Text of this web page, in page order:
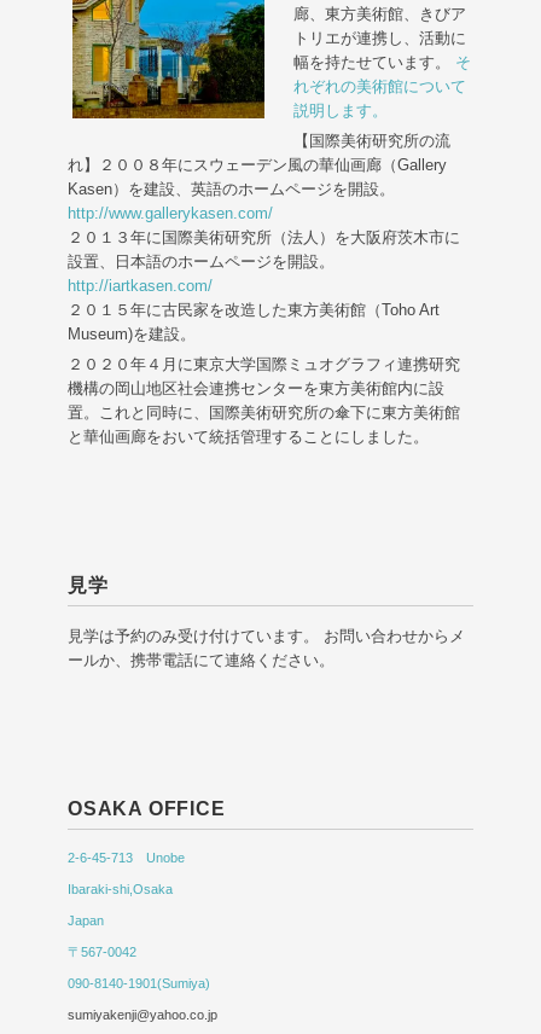
廊、東方美術館、きびア
トリエが連携し、活動に
幅を持たせています。 そ
れぞれの美術館について
説明します。
【国際美術研究所の流
れ】２００８年にスウェーデン風の華仙画廊（Gallery
Kasen）を建設、英語のホームページを開設。
http://www.gallerykasen.com/
２０１３年に国際美術研究所（法人）を大阪府茨木市に
設置、日本語のホームページを開設。
http://iartkasen.com/
２０１５年に古民家を改造した東方美術館（Toho Art
Museum)を建設。
２０２０年４月に東京大学国際ミュオグラフィ連携研究
機構の岡山地区社会連携センターを東方美術館内に設
置。これと同時に、国際美術研究所の傘下に東方美術館
と華仙画廊をおいて統括管理することにしました。
見学
見学は予約のみ受け付けています。 お問い合わせからメ
ールか、携帯電話にて連絡ください。
OSAKA OFFICE
2-6-45-713 Unobe
Ibaraki-shi,Osaka
Japan
〒567-0042
090-8140-1901(Sumiya)
sumiyakenji@yahoo.co.jp